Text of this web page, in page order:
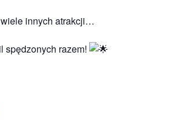
innych atrakcji…
spędzonych razem!